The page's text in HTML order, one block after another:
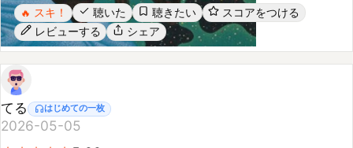
レビューする
シェア
てる
2026-05-05
★
★ ★
★★
★★
★★
★5.00